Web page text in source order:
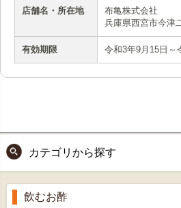
店舗名・所在地
布亀株式会社
兵庫県西宮市今津
有効期限 令和3年9月15日～
カテゴリから探す
飲むお酢